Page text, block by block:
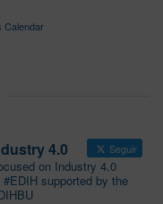
Calendar
4.0 Seguir
on Industry 4.0
supported by the